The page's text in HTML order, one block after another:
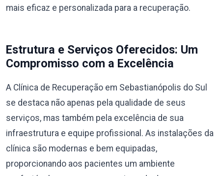
mais eficaz e personalizada para a recuperação.
Estrutura e Serviços Oferecidos: Um
Compromisso com a Excelência
A Clínica de Recuperação em Sebastianópolis do Sul
se destaca não apenas pela qualidade de seus
serviços, mas também pela excelência de sua
infraestrutura e equipe profissional. As instalações da
clínica são modernas e bem equipadas,
proporcionando aos pacientes um ambiente